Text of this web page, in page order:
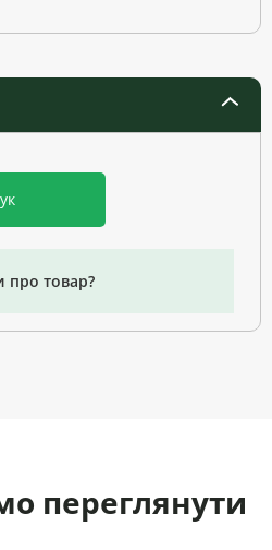
про товар?
переглянути